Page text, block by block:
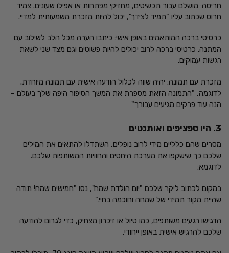
חריטה: מושלם עבור תכשיטים, מחזיקי מפתחות או אפילו שעונים. צמיד
חרוט שכתוב עליו "תמיד לצידך", יכול להיות מזכרת משמעותית למדיי.
כרטיסי ברכה המותאמים באופן אישי: כיתבו הערה מכל הלב לשילוב עם
המתנה. כרטיסי ברכה לרוב יכולים להיות פשוטים וגם מצד שני לשאת
רגשות עמוקים.
מזכרת עם תמונה: יהיה שווה לכלול הודעה אישית עם תמונה מיוחדת.
לדוגמה, "התמונה הזאת מספרת את המשך הסיפור היפה שלך בעולם –
הנה עוד פרקים מגיעים עבורך"
3. היו ספציפים ואותנטים
מסרים שהם כלליים מידי לרוב נופלים, השתדלו להתאים את המילים
שלכם כך שישקפו את מערכת היחסים והחוויות המשותפות שלכם.
לדוגמא:
במקום לכתוב ליקר שלכם "יום הולדת שמח", נסו "חמישים שמח! תודה
שהיית מקור תמידי של שמחה וחוכמה בחיי."
הדגישו רגעים משותפים, כמו טיול או זיכרון מצחיק, כדי לגרום להודעה
שלכם להרגיש אישית באופן ייחודי.